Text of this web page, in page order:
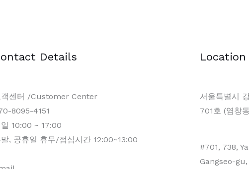
Details
객센터 /Customer Center
8095-4151
10:00 ~ 17:00
, 공휴일 휴무/점심시간 12:00~13:00
Location
서울특별시
701호 (염창
#701, 738,
Gangseo-